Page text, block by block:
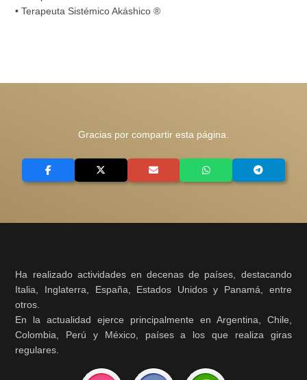
• Terapeuta Sistémico Akáshico ®
Gracias por compartir esta página.
Ha realizado actividades en decenas de países, destacando
Italia, Inglaterra, España, Estados Unidos y Panamá, entre
otros.
En la actualidad ejerce principalmente en Argentina, Chile,
Colombia, Perú y México, países a los que realiza giras
regulares.